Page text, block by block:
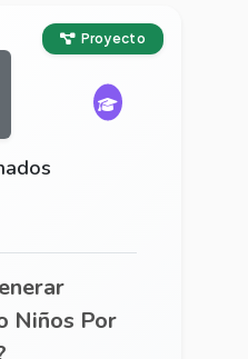
Proyecto
Niños Por